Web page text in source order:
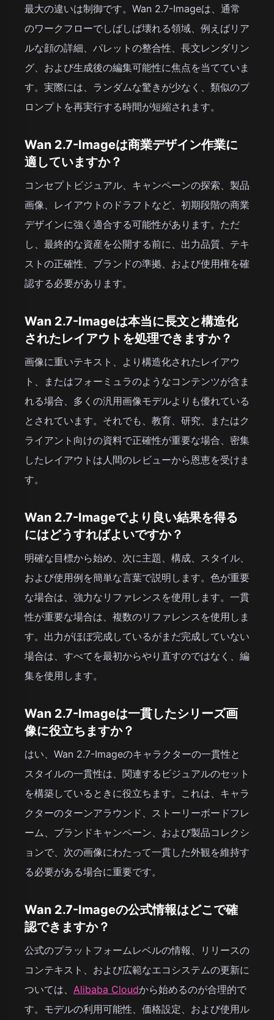
最大の違いは制御です。Wan 2.7-Imageは、通常
のワークフローでしばしば壊れる領域、例えばリア
ルな顔の詳細、パレットの整合性、長文レンダリン
グ、および生成後の編集可能性に焦点を当てていま
す。実際には、ランダムな驚きが少なく、類似のプ
ロンプトを再実行する時間が短縮されます。
Wan 2.7-Imageは商業デザイン作業に
適していますか？
コンセプトビジュアル、キャンペーンの探索、製品
画像、レイアウトのドラフトなど、初期段階の商業
デザインに強く適合する可能性があります。ただ
し、最終的な資産を公開する前に、出力品質、テキ
ストの正確性、ブランドの準拠、および使用権を確
認する必要があります。
Wan 2.7-Imageは本当に長文と構造化
されたレイアウトを処理できますか？
画像に重いテキスト、より構造化されたレイアウ
ト、またはフォーミュラのようなコンテンツが含ま
れる場合、多くの汎用画像モデルよりも優れている
とされています。それでも、教育、研究、またはク
ライアント向けの資料で正確性が重要な場合、密集
したレイアウトは人間のレビューから恩恵を受けま
す。
Wan 2.7-Imageでより良い結果を得る
にはどうすればよいですか？
明確な目標から始め、次に主題、構成、スタイル、
および使用例を簡単な言葉で説明します。色が重要
な場合は、強力なリファレンスを使用します。一貫
性が重要な場合は、複数のリファレンスを使用しま
す。出力がほぼ完成しているがまだ完成していない
場合は、すべてを最初からやり直すのではなく、編
集を使用します。
Wan 2.7-Imageは一貫したシリーズ画
像に役立ちますか？
はい、Wan 2.7-Imageのキャラクターの一貫性と
スタイルの一貫性は、関連するビジュアルのセット
を構築しているときに役立ちます。これは、キャラ
クターのターンアラウンド、ストーリーボードフレ
ーム、ブランドキャンペーン、および製品コレクシ
ョンで、次の画像にわたって一貫した外観を維持す
る必要がある場合に重要です。
Wan 2.7-Imageの公式情報はどこで確
認できますか？
公式のプラットフォームレベルの情報、リリースの
コンテキスト、および広範なエコシステムの更新に
ついては、 Alibaba Cloudから始めるのが合理的で
す。モデルの利用可能性、価格設定、および使用ル